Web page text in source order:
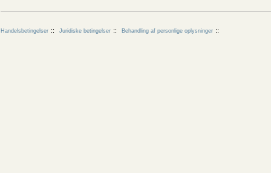
Handelsbetingelser Juridiske betingelser Behandling af personlige oplysninger